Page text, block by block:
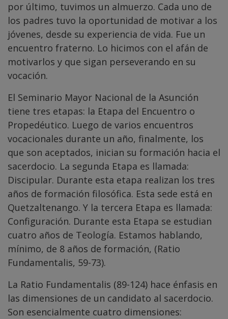
por último, tuvimos un almuerzo. Cada uno de
los padres tuvo la oportunidad de motivar a los
jóvenes, desde su experiencia de vida. Fue un
encuentro fraterno. Lo hicimos con el afán de
motivarlos y que sigan perseverando en su
vocación.
El Seminario Mayor Nacional de la Asunción
tiene tres etapas: la Etapa del Encuentro o
Propedéutico. Luego de varios encuentros
vocacionales durante un año, finalmente, los
que son aceptados, inician su formación hacia el
sacerdocio. La segunda Etapa es llamada:
Discipular. Durante esta etapa realizan los tres
años de formación filosófica. Esta sede está en
Quetzaltenango. Y la tercera Etapa es llamada:
Configuración. Durante esta Etapa se estudian
cuatro años de Teología. Estamos hablando,
mínimo, de 8 años de formación, (Ratio
Fundamentalis, 59-73).
La Ratio Fundamentalis (89-124) hace énfasis en
las dimensiones de un candidato al sacerdocio.
Son esencialmente cuatro dimensiones: